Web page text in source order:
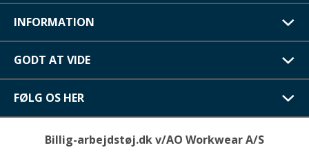
INFORMATION
GODT AT VIDE
FØLG OS HER
Billig-arbejdstøj.dk v/AO Workwear A/S